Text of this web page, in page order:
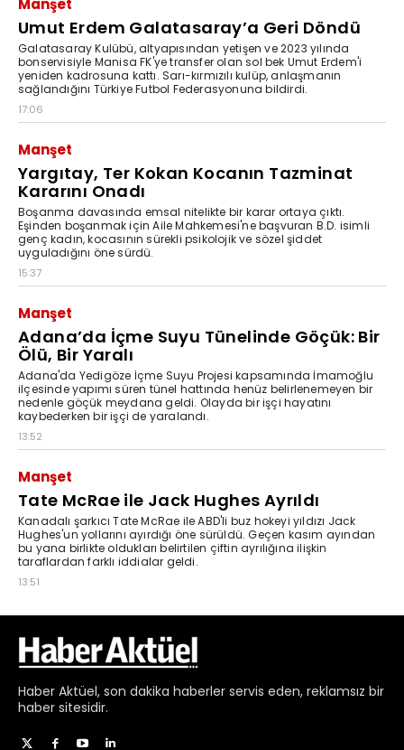
Haber Aktüel, son dakika haberler servis eden, reklamsız bir
haber sitesidir.